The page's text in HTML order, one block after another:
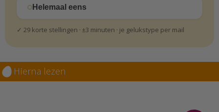
Helemaal eens
✓ 29 korte stellingen · ±3 minuten · je gelukstype per mail
Hierna lezen